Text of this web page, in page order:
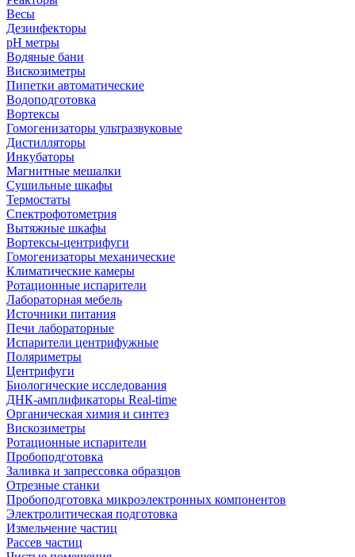
Весы
Дезинфекторы
рН метры
Водяные бани
Вискозиметры
Пипетки автоматические
Водоподготовка
Вортексы
Гомогенизаторы ультразвуковые
Дистилляторы
Инкубаторы
Магнитные мешалки
Сушильные шкафы
Термостаты
Спектрофотометрия
Вытяжные шкафы
Вортексы-центрифуги
Гомогенизаторы механические
Климатические камеры
Ротационные испарители
Лабораторная мебель
Источники питания
Печи лабораторные
Испарители центрифужные
Поляриметры
Центрифуги
Биологические исследования
ДНК-амплификаторы Real-time
Органическая химия и синтез
Вискозиметры
Ротационные испарители
Пробоподготовка
Заливка и запрессовка образцов
Отрезные станки
Пробоподготовка микроэлектронных компонентов
Электролитическая подготовка
Измельчение частиц
Рассев частиц